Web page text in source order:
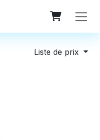
Liste de prix